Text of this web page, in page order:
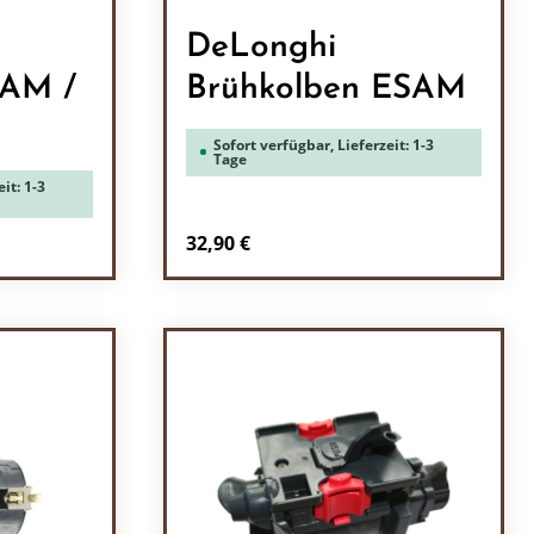
/
1-3
DeLonghi
Brühkolben ESAM
Sofort verfügbar, Lieferzeit: 1-3
Tage
Regulärer Preis:
32,90 €